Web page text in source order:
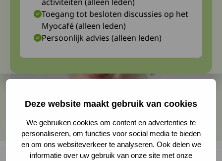
Deze website maakt gebruik van cookies
We gebruiken cookies om content en advertenties te
personaliseren, om functies voor social media te bieden
en om ons websiteverkeer te analyseren. Ook delen we
informatie over uw gebruik van onze site met onze
Toegang tot besloten discussies op het
Myocafé (alleen leden)
Persoonlijk advies (alleen leden)